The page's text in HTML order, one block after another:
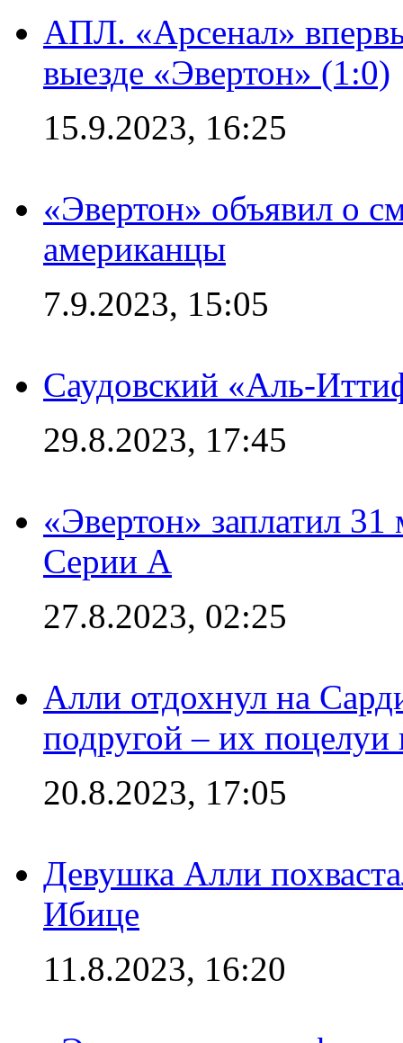
АПЛ. «Арсенал»
выезде «Эвертон» (1:0)
15.9.2023, 16:25
«Эвертон» объявил о
американцы
7.9.2023, 15:05
Саудовский «Аль-
29.8.2023, 17:45
«Эвертон» заплатил
Серии А
27.8.2023, 02:25
Алли отдохнул на
подругой – их поцелуи
20.8.2023, 17:05
Девушка Алли
Ибице
11.8.2023, 16:20